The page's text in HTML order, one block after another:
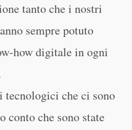
tanto che i nostri
sempre potuto
how digitale in ogni
tecnologici che ci sono
conto che sono state